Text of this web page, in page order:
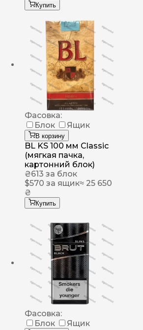
Купить
Фасовка:
Блок
Ящик
В корзину
BL KS 100 мм Classic
(мягкая пачка,
картонний блок)
₴613 за блок
$570 за ящик≈ 25 650
₴
Купить
Фасовка:
Блок
Ящик